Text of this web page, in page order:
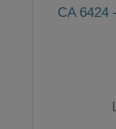
CA 6424